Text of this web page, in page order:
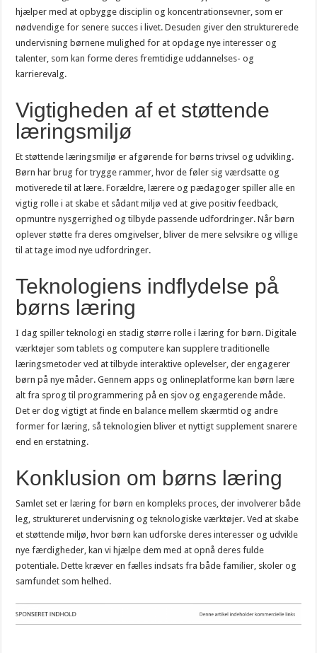
hjælper med at opbygge disciplin og koncentrationsevner, som er
nødvendige for senere succes i livet. Desuden giver den strukturerede
undervisning børnene mulighed for at opdage nye interesser og
talenter, som kan forme deres fremtidige uddannelses- og
karrierevalg.
Vigtigheden af et støttende
læringsmiljø
Et støttende læringsmiljø er afgørende for børns trivsel og udvikling.
Børn har brug for trygge rammer, hvor de føler sig værdsatte og
motiverede til at lære. Forældre, lærere og pædagoger spiller alle en
vigtig rolle i at skabe et sådant miljø ved at give positiv feedback,
opmuntre nysgerrighed og tilbyde passende udfordringer. Når børn
oplever støtte fra deres omgivelser, bliver de mere selvsikre og villige
til at tage imod nye udfordringer.
Teknologiens indflydelse på
børns læring
I dag spiller teknologi en stadig større rolle i læring for børn. Digitale
værktøjer som tablets og computere kan supplere traditionelle
læringsmetoder ved at tilbyde interaktive oplevelser, der engagerer
børn på nye måder. Gennem apps og onlineplatforme kan børn lære
alt fra sprog til programmering på en sjov og engagerende måde.
Det er dog vigtigt at finde en balance mellem skærmtid og andre
former for læring, så teknologien bliver et nyttigt supplement snarere
end en erstatning.
Konklusion om børns læring
Samlet set er læring for børn en kompleks proces, der involverer både
leg, struktureret undervisning og teknologiske værktøjer. Ved at skabe
et støttende miljø, hvor børn kan udforske deres interesser og udvikle
nye færdigheder, kan vi hjælpe dem med at opnå deres fulde
potentiale. Dette kræver en fælles indsats fra både familier, skoler og
samfundet som helhed.